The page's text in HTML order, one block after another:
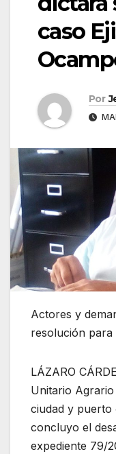
caso
Por
Actores y
resolución
LÁZARO
Unitario
ciudad y puerto
concluyo el
expediente 79/